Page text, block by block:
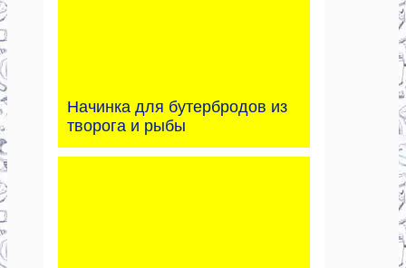
Начинка для бутербродов из
творога и рыбы